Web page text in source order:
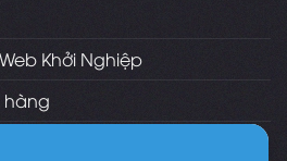
Khởi Nghiệp
hàng